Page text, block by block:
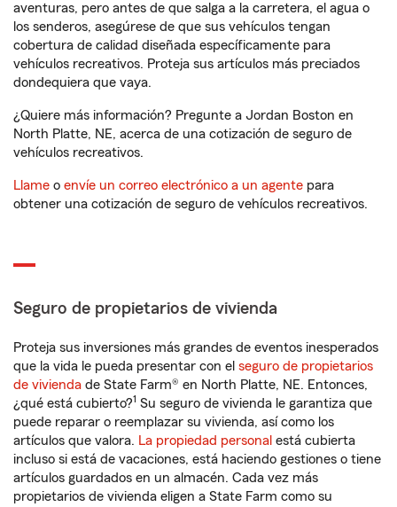
aventuras, pero antes de que salga a la carretera, el agua o
los senderos, asegúrese de que sus vehículos tengan
cobertura de calidad diseñada específicamente para
vehículos recreativos. Proteja sus artículos más preciados
dondequiera que vaya.
¿Quiere más información? Pregunte a Jordan Boston en
North Platte, NE, acerca de una cotización de seguro de
vehículos recreativos.
Llame o envíe un correo electrónico a un agente para
obtener una cotización de seguro de vehículos recreativos.
Seguro de propietarios de vivienda
Proteja sus inversiones más grandes de eventos inesperados
que la vida le pueda presentar con el seguro de propietarios
de vivienda de State Farm® en North Platte, NE. Entonces,
¿qué está cubierto?1 Su seguro de vivienda le garantiza que
puede reparar o reemplazar su vivienda, así como los
artículos que valora. La propiedad personal está cubierta
incluso si está de vacaciones, está haciendo gestiones o tiene
artículos guardados en un almacén. Cada vez más
propietarios de vivienda eligen a State Farm como su